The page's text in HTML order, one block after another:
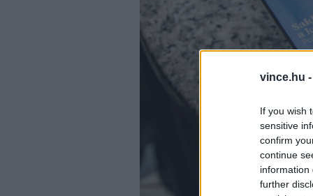
vince.hu -
If you wish
sensitive
confirm
continue
information
further